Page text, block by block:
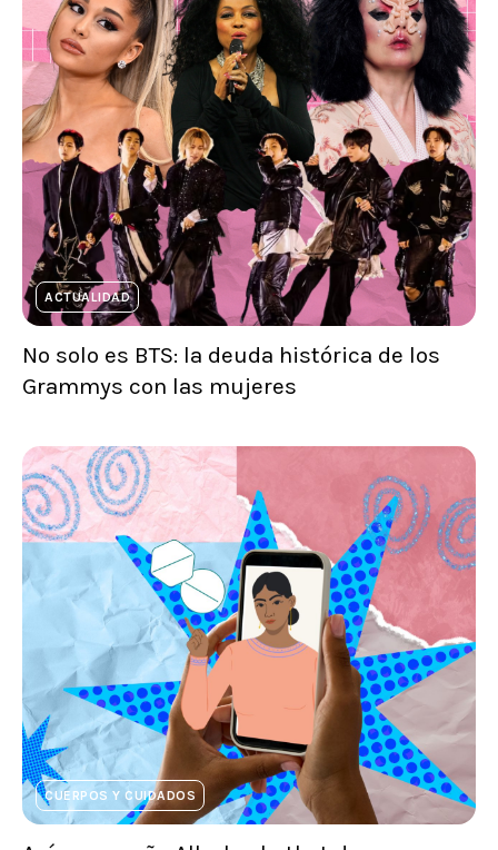
ACTUALIDAD
No solo es BTS: la deuda histórica de los
Grammys con las mujeres
CUERPOS Y CUIDADOS